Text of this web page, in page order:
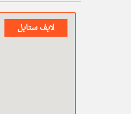
لايف ستايل